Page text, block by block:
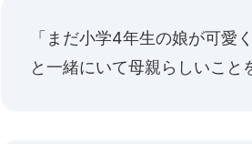
「まだ小学4年生の娘が可愛
と一緒にいて母親らしいこと